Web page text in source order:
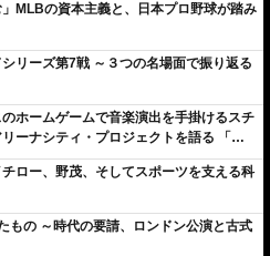
」MLBの資本主義と、日本プロ野球が踏み
リーズ第7戦 ～３つの名場面で振り返る
ホームゲームで音楽演出を手掛けるスチ
ーナシティ・プロジェクトを語る 「楽
崎は、ずっと成長曲線だから」
ロー、野茂、そしてスポーツを支える科
もの ～時代の要請、ロンドン公演と古式